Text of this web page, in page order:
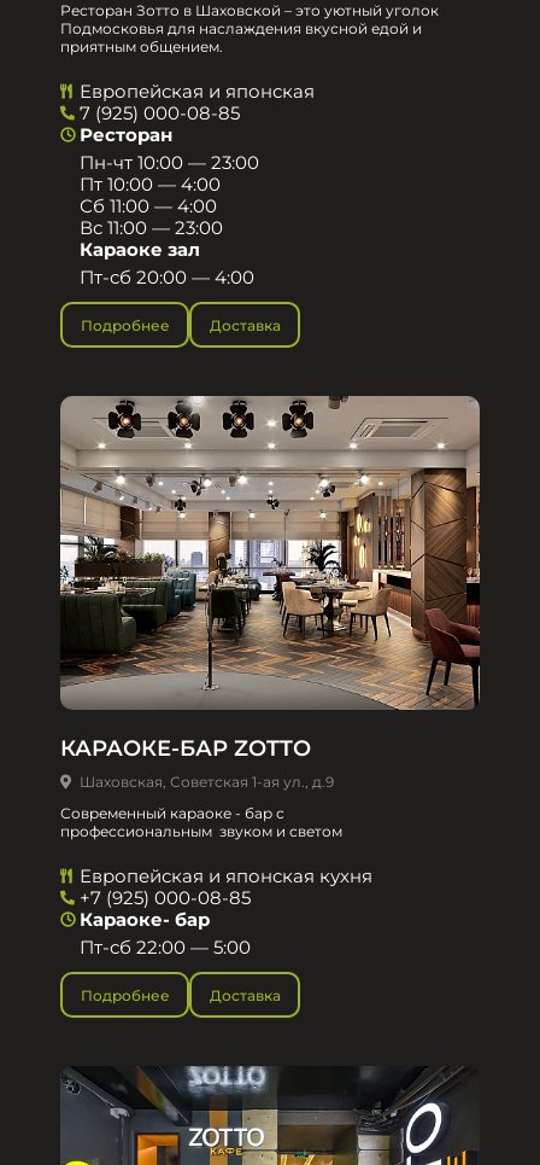
Ресторан Зотто в Шаховской – это уютный уголок
Подмосковья для наслаждения вкусной едой и
приятным общением.​
Европейская и японская
7 (925) 000-08-85
Ресторан
Пн-чт 10:00 — 23:00
Пт 10:00 — 4:00
Сб 11:00 — 4:00
Вс 11:00 — 23:00
Караоке зал
Пт-сб 20:00 — 4:00
Подробнее Доставка
КАРАОКЕ-БАР ZOTTO
Шаховская, Советская 1-ая ул., д.9
Современный караоке - бар с
профессиональным звуком и светом
Европейская и японская кухня
+7 (925) 000-08-85
Караоке- бар
Пт-сб 22:00 — 5:00
Подробнее Доставка